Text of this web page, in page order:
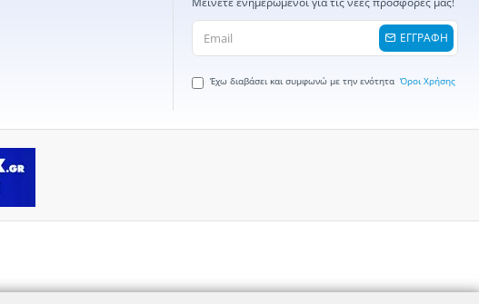
ΕΓΓΡΑΦΗ
Έχω διαβάσει και συμφωνώ με την ενότητα Όροι Χρήσης